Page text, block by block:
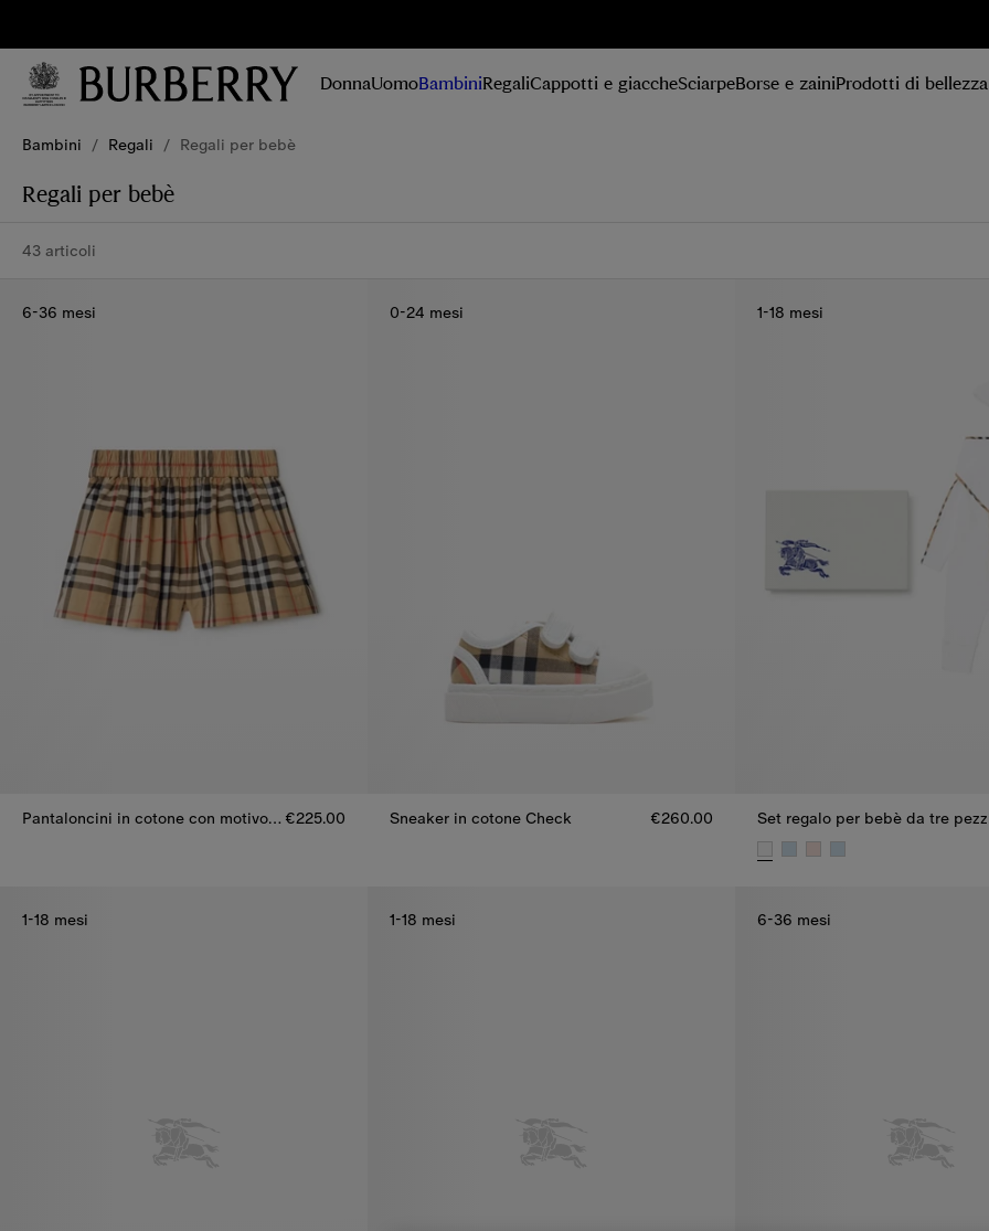
Ricevi
tutte le
novità su
campagne
DonnaUomoBambiniRegaliCappotti e giaccheSciarpeBorse e zainiProdotti di bellezza
Bambini / Regali / Regali per bebè
Regali per bebè
43 articoli
6-36 mesi
Pantaloncini in cotone con motivo Check €225.00
0-24 mesi
Sneaker in cotone Check
€260.00
1-18 mesi
1-18 mesi 1-18 mesi 6-36 mesi